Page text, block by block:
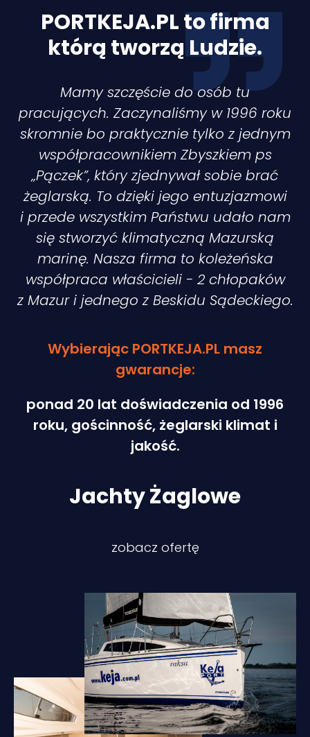
PORTKEJA.PL to firma
którą tworzą Ludzie.
Mamy szczęście do osób tu
pracujących. Zaczynaliśmy w 1996 roku
skromnie bo praktycznie tylko z jednym
współpracownikiem Zbyszkiem ps
„Pączek”, który zjednywał sobie brać
żeglarską. To dzięki jego entuzjazmowi
i przede wszystkim Państwu udało nam
się stworzyć klimatyczną Mazurską
marinę. Nasza firma to koleżeńska
współpraca właścicieli - 2 chłopaków
z Mazur i jednego z Beskidu Sądeckiego.
Wybierając PORTKEJA.PL masz
gwarancje:
ponad 20 lat doświadczenia od 1996
roku, gościnność, żeglarski klimat i
jakość.
Jachty Żaglowe
zobacz ofertę